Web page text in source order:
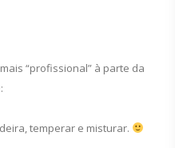
“profissional” à parte da
temperar e misturar.